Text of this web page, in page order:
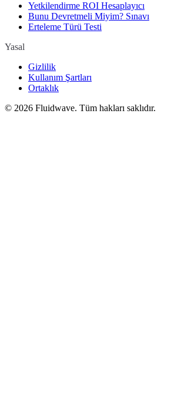
Yetkilendirme ROI Hesaplayıcı
Bunu Devretmeli Miyim? Sınavı
Erteleme Türü Testi
Yasal
Gizlilik
Kullanım Şartları
Ortaklık
© 2026 Fluidwave. Tüm hakları saklıdır.